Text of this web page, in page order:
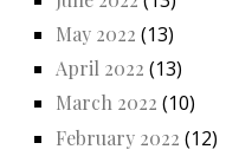
May 2022 (13)
April 2022 (13)
March 2022 (10)
February 2022 (12)